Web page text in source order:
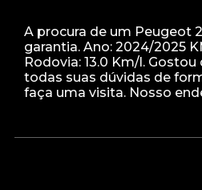
A procura de um Peugeot
garantia. Ano: 2024/2025
Rodovia: 13.0 Km/l.
todas suas dúvidas de